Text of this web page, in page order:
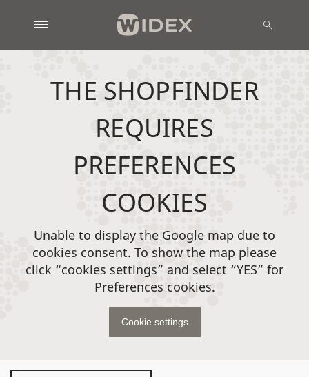
THE SHOPFINDER
REQUIRES
PREFERENCES
COOKIES
Unable to display the Google map due to
cookies consent. To show the map please
click “cookies settings” and select “YES” for
Preferences cookies.
Cookie settings